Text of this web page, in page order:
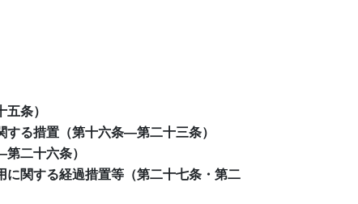
条）
る措置（第十六条―第二十三条）
二十六条）
関する経過措置等（第二十七条・第二